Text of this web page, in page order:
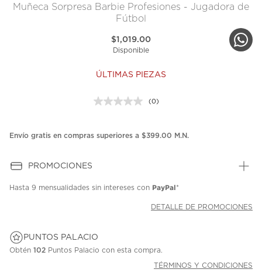
Muñeca Sorpresa Barbie Profesiones - Jugadora de
Fútbol
$1,019.00
Disponible
ÚLTIMAS PIEZAS
Sin
en
(0)
Envío gratis en compras superiores a $399.00 M.N.
PROMOCIONES
Hasta 9 mensualidades sin intereses con PayPal*
DETALLE DE PROMOCIONES
PUNTOS PALACIO
Obtén 102 Puntos Palacio con esta compra.
TÉRMINOS Y CONDICIONES